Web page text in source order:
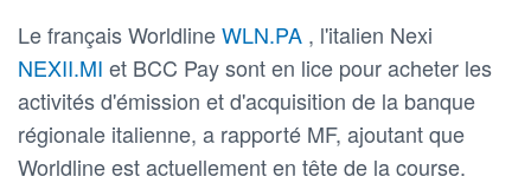
Le français WorldlineWLN.PA , l'italien Nexi
NEXII.MI et BCC Pay sont en lice pour acheter les
activités d'émission et d'acquisition de la banque
régionale italienne, a rapporté MF, ajoutant que
Worldline est actuellement en tête de la course.